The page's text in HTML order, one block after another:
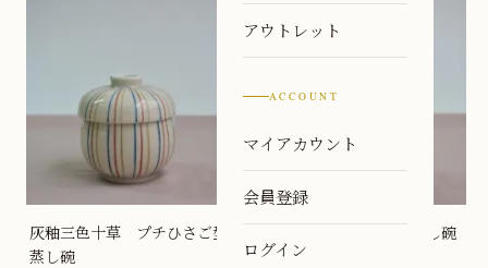
アウトレット
ACCOUNT
マイアカウント
会員登録
ログイン
灰釉三色十草 プチひさご型
蒸し碗
つゆ草 プチひさご型蒸し碗